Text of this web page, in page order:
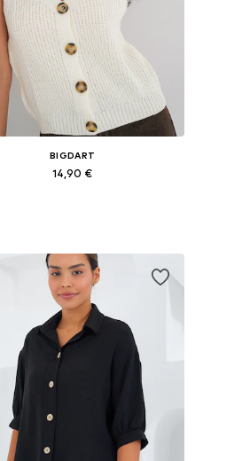
BIGDART
14,90 €